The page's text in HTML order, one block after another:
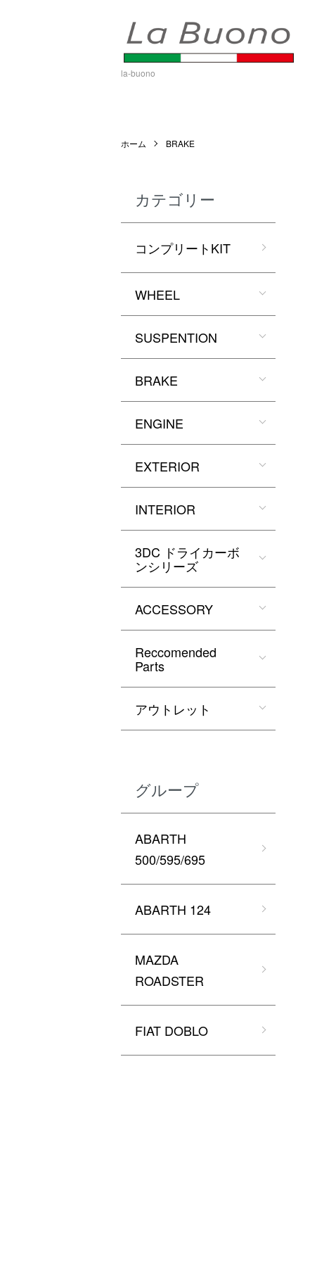
la-buono
ホーム BRAKE
カテゴリー
コンプリートKIT
WHEEL
SUSPENTION
BRAKE
ENGINE
EXTERIOR
INTERIOR
3DC ドライカーボ
ンシリーズ
ACCESSORY
Reccomended
Parts
アウトレット
グループ
ABARTH
500/595/695
ABARTH 124
MAZDA
ROADSTER
FIAT DOBLO